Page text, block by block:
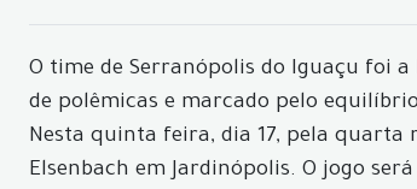
O time de Serranópolis do Iguaçu foi
de polêmicas e marcado pelo
Nesta quinta feira, dia 17, pela quarta
Elsenbach em Jardinópolis. O jogo